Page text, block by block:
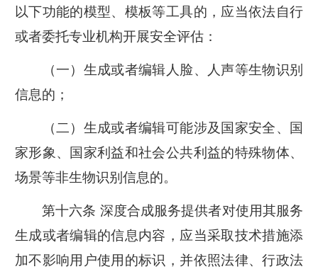
以下功能的模型、模板等工具的，应当依法自行
或者委托专业机构开展安全评估：
（一）生成或者编辑人脸、人声等生物识别
信息的；
（二）生成或者编辑可能涉及国家安全、国
家形象、国家利益和社会公共利益的特殊物体、
场景等非生物识别信息的。
第十六条 深度合成服务提供者对使用其服务
生成或者编辑的信息内容，应当采取技术措施添
加不影响用户使用的标识，并依照法律、行政法